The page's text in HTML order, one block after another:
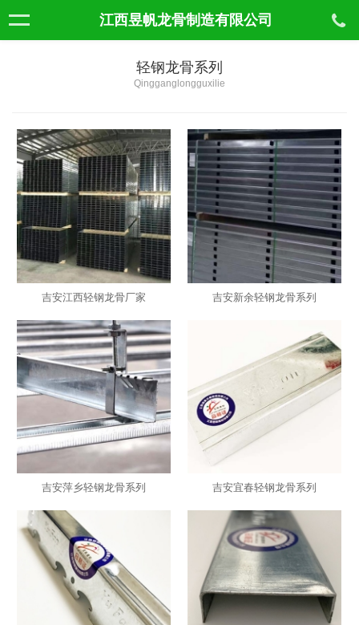
江西昱帆龙骨制造有限公司
轻钢龙骨系列
Qingganglongguxilie
吉安江西轻钢龙骨厂家 吉安新余轻钢龙骨系列
吉安萍乡轻钢龙骨系列 吉安宜春轻钢龙骨系列